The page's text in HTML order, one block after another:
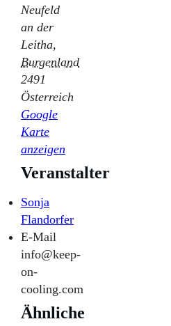
Neufeld
an der
Leitha,
Burgenland
2491
Österreich
Google
Karte
anzeigen
Veranstalter
Sonja
Flandorfer
E-Mail
info@keep-
on-
cooling.com
Ähnliche